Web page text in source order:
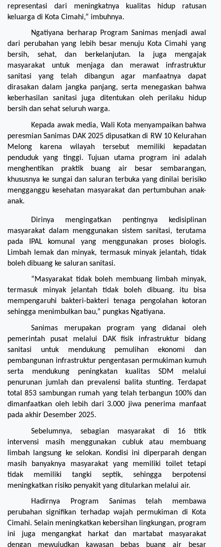
representasi dari meningkatnya kualitas hidup ratusan
keluarga di Kota Cimahi,” imbuhnya.
Ngatiyana berharap Program Sanimas menjadi awal
dari perubahan yang lebih besar menuju Kota Cimahi yang
bersih, sehat, dan berkelanjutan. Ia juga mengajak
masyarakat untuk menjaga dan merawat infrastruktur
sanitasi yang telah dibangun agar manfaatnya dapat
dirasakan dalam jangka panjang, serta menegaskan bahwa
keberhasilan sanitasi juga ditentukan oleh perilaku hidup
bersih dan sehat seluruh warga.
Kepada awak media, Wali Kota menyampaikan bahwa
peresmian Sanimas DAK 2025 dipusatkan di RW 10 Kelurahan
Melong karena wilayah tersebut memiliki kepadatan
penduduk yang tinggi. Tujuan utama program ini adalah
menghentikan praktik buang air besar sembarangan,
khususnya ke sungai dan saluran terbuka yang dinilai berisiko
mengganggu kesehatan masyarakat dan pertumbuhan anak-
anak.
Dirinya mengingatkan pentingnya kedisiplinan
masyarakat dalam menggunakan sistem sanitasi, terutama
pada IPAL komunal yang menggunakan proses biologis.
Limbah lemak dan minyak, termasuk minyak jelantah, tidak
boleh dibuang ke saluran sanitasi.
“Masyarakat tidak boleh membuang limbah minyak,
termasuk minyak jelantah tidak boleh dibuang. itu bisa
mempengaruhi bakteri-bakteri tenaga pengolahan kotoran
sehingga menimbulkan bau,” pungkas Ngatiyana.
Sanimas merupakan program yang didanai oleh
pemerintah pusat melalui DAK fisik infrastruktur bidang
sanitasi untuk mendukung pemulihan ekonomi dan
pembangunan infrastruktur pengentasan permukiman kumuh
serta mendukung peningkatan kualitas SDM melalui
penurunan jumlah dan prevalensi balita stunting. Terdapat
total 853 sambungan rumah yang telah terbangun 100% dan
dimanfaatkan oleh lebih dari 3.000 jiwa penerima manfaat
pada akhir Desember 2025.
Sebelumnya, sebagian masyarakat di 16 titik
intervensi masih menggunakan cubluk atau membuang
limbah langsung ke selokan. Kondisi ini diperparah dengan
masih banyaknya masyarakat yang memiliki toilet tetapi
tidak memiliki tangki septik, sehingga berpotensi
meningkatkan risiko penyakit yang ditularkan melalui air.
Hadirnya Program Sanimas telah membawa
perubahan signifikan terhadap wajah permukiman di Kota
Cimahi. Selain meningkatkan kebersihan lingkungan, program
ini juga mengangkat harkat dan martabat masyarakat
dengan mewujudkan kawasan bebas buang air besar